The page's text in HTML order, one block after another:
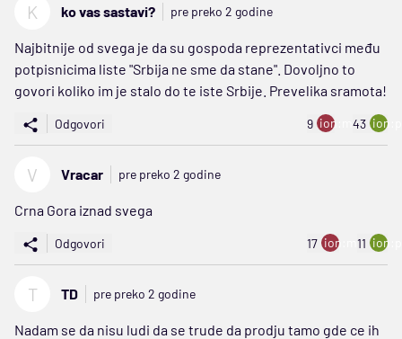
K ko vas sastavi? pre preko 2 godine
Najbitnije od svega je da su gospoda reprezentativci među
potpisnicima liste "Srbija ne sme da stane". Dovoljno to
govori koliko im je stalo do te iste Srbije. Prevelika sramota!
Odgovori 9 ion:minus
43
V Vracar pre preko 2 godine
Crna Gora iznad svega
Odgovori 17 ion:minus
11
T TD pre preko 2 godine
Nadam se da nisu ludi da se trude da prodju tamo gde ce ih